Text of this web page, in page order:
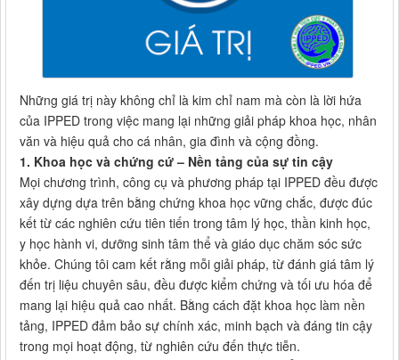
Những giá trị này không chỉ là kim chỉ nam mà còn là lời hứa
của IPPED trong việc mang lại những giải pháp khoa học, nhân
văn và hiệu quả cho cá nhân, gia đình và cộng đồng.
1. Khoa học và chứng cứ – Nền tảng của sự tin cậy
Mọi chương trình, công cụ và phương pháp tại IPPED đều được
xây dựng dựa trên bằng chứng khoa học vững chắc, được đúc
kết từ các nghiên cứu tiên tiến trong tâm lý học, thần kinh học,
y học hành vi, dưỡng sinh tâm thể và giáo dục chăm sóc sức
khỏe. Chúng tôi cam kết rằng mỗi giải pháp, từ đánh giá tâm lý
đến trị liệu chuyên sâu, đều được kiểm chứng và tối ưu hóa để
mang lại hiệu quả cao nhất. Bằng cách đặt khoa học làm nền
tảng, IPPED đảm bảo sự chính xác, minh bạch và đáng tin cậy
trong mọi hoạt động, từ nghiên cứu đến thực tiễn.